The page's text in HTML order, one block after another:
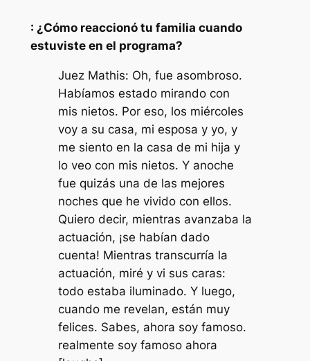
: ¿Cómo reaccionó tu familia cuando
estuviste en el programa?
Juez Mathis: Oh, fue asombroso.
Habíamos estado mirando con
mis nietos. Por eso, los miércoles
voy a su casa, mi esposa y yo, y
me siento en la casa de mi hija y
lo veo con mis nietos. Y anoche
fue quizás una de las mejores
noches que he vivido con ellos.
Quiero decir, mientras avanzaba la
actuación, ¡se habían dado
cuenta! Mientras transcurría la
actuación, miré y vi sus caras:
todo estaba iluminado. Y luego,
cuando me revelan, están muy
felices. Sabes, ahora soy famoso.
realmente soy famoso ahora